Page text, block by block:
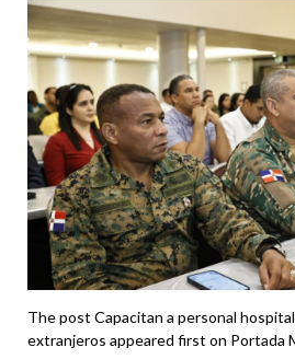
The post Capacitan a personal
extranjeros appeared first on Portada